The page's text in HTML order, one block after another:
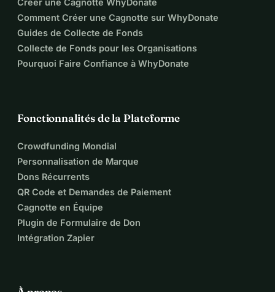
Créer une Cagnotte WhyDonate
Comment Créer une Cagnotte sur WhyDonate
Guides de Collecte de Fonds
Collecte de Fonds pour les Organisations
Pourquoi Faire Confiance à WhyDonate
Fonctionnalités de la Plateforme
Crowdfunding Mondial
Personnalisation de Marque
Dons Récurrents
QR Code et Demandes de Paiement
Cagnotte en Équipe
Plugin de Formulaire de Don
Intégration Zapier